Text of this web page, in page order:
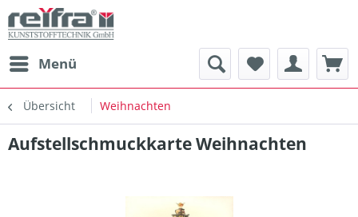
Menü
Übersicht Weihnachten
Aufstellschmuckkarte Weihnachten